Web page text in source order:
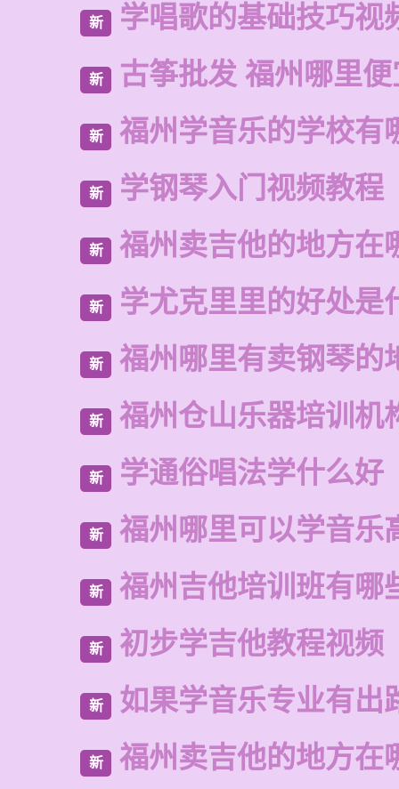
新 学唱歌的基础技巧视
新 古筝批发 福州哪里
新 福州学音乐的学校有
新 学钢琴入门视频教程
新 福州卖吉他的地方在
新 学尤克里里的好处是
新 福州哪里有卖钢琴的
新 福州仓山乐器培训机
新 学通俗唱法学什么好
新 福州哪里可以学音乐
新 福州吉他培训班有哪
新 初步学吉他教程视频
新 如果学音乐专业有出
新 福州卖吉他的地方在